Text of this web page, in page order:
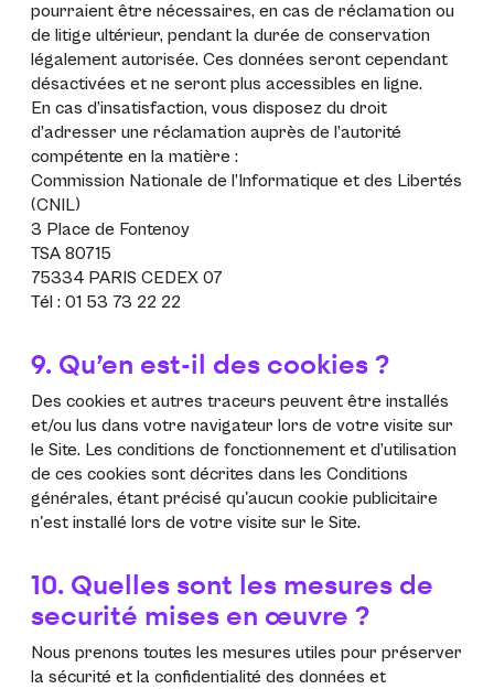
pourraient être nécessaires, en cas de réclamation ou
de litige ultérieur, pendant la durée de conservation
légalement autorisée. Ces données seront cependant
désactivées et ne seront plus accessibles en ligne.
En cas d’insatisfaction, vous disposez du droit
d’adresser une réclamation auprès de l’autorité
compétente en la matière :
Commission Nationale de l’Informatique et des Libertés
(CNIL)
3 Place de Fontenoy
TSA 80715
75334 PARIS CEDEX 07
Tél : 01 53 73 22 22
9. Qu’en est-il des cookies ?
Des cookies et autres traceurs peuvent être installés
et/ou lus dans votre navigateur lors de votre visite sur
le Site. Les conditions de fonctionnement et d’utilisation
de ces cookies sont décrites dans les Conditions
générales, étant précisé qu'aucun cookie publicitaire
n'est installé lors de votre visite sur le Site.
10. Quelles sont les mesures de
securité mises en œuvre ?
Nous prenons toutes les mesures utiles pour préserver
la sécurité et la confidentialité des données et